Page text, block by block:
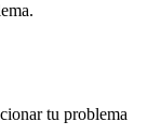
tu problema